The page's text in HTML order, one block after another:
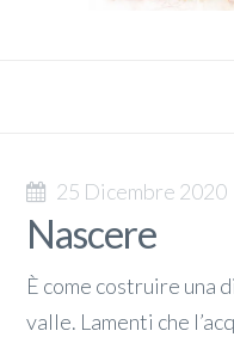
25 Dicembre 2020
Nascere
È come costruire una
valle. Lamenti che